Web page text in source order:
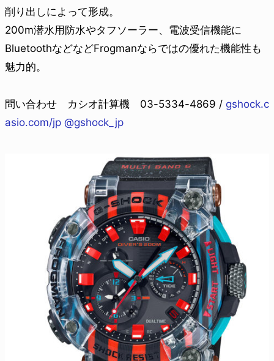
削り出しによって形成。
200m潜水用防水やタフソーラー、電波受信機能に
BluetoothなどなどFrogmanならではの優れた機能性も
魅力的。
問い合わせ カシオ計算機 03-5334-4869 / gshock.c
asio.com/jp @gshock_jp